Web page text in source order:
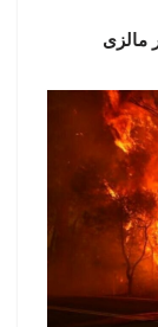
مالزی